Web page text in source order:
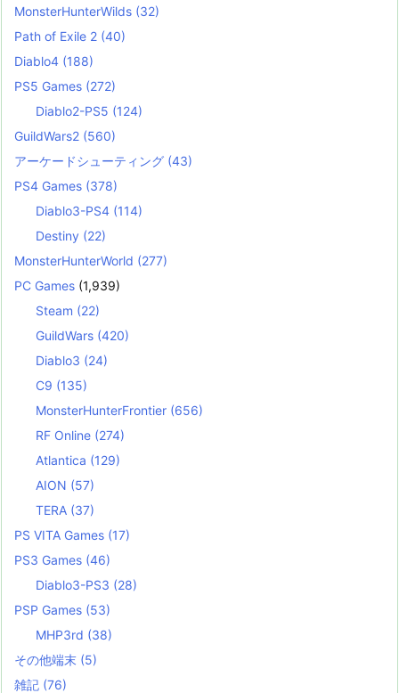
MonsterHunterWilds (32)
Path of Exile 2 (40)
Diablo4 (188)
PS5 Games (272)
Diablo2-PS5 (124)
GuildWars2 (560)
アーケードシューティング (43)
PS4 Games (378)
Diablo3-PS4 (114)
Destiny (22)
MonsterHunterWorld (277)
PC Games (1,939)
Steam (22)
GuildWars (420)
Diablo3 (24)
C9 (135)
MonsterHunterFrontier (656)
RF Online (274)
Atlantica (129)
AION (57)
TERA (37)
PS VITA Games (17)
PS3 Games (46)
Diablo3-PS3 (28)
PSP Games (53)
MHP3rd (38)
その他端末 (5)
雑記 (76)